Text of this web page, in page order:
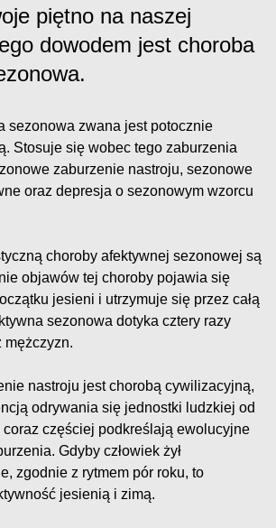
piętno na naszej
dowodem jest choroba
sezonowa zwana jest potocznie
Stosuje się wobec tego zaburzenia
zaburzenie nastroju, sezonowe
oraz depresja o sezonowym wzorcu
choroby afektywnej sezonowej są
objawów tej choroby pojawia się
jesieni i utrzymuje się przez całą
sezonowa dotyka cztery razy
mężczyzn.
nastroju jest chorobą cywilizacyjną,
odrywania się jednostki ludzkiej od
coraz częściej podkreślają ewolucyjne
Gdyby człowiek żył
zgodnie z rytmem pór roku, to
jesienią i zimą.